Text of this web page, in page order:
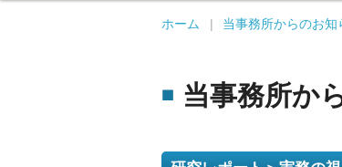
ホーム 当事務所からのお知
当事務所か